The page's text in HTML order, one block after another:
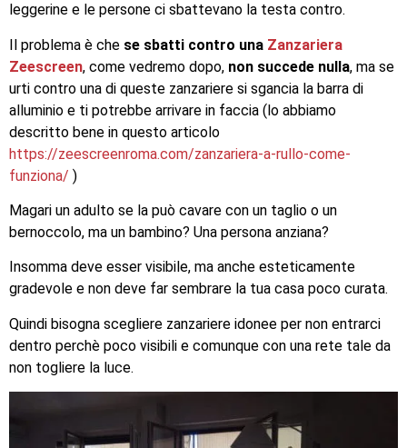
leggerine e le persone ci sbattevano la testa contro.
Il problema è che se sbatti contro una Zanzariera
Zeescreen, come vedremo dopo, non succede nulla, ma se
urti contro una di queste zanzariere si sgancia la barra di
alluminio e ti potrebbe arrivare in faccia (lo abbiamo
descritto bene in questo articolo
https://zeescreenroma.com/zanzariera-a-rullo-come-
funziona/ )
Magari un adulto se la può cavare con un taglio o un
bernoccolo, ma un bambino? Una persona anziana?
Insomma deve esser visibile, ma anche esteticamente
gradevole e non deve far sembrare la tua casa poco curata.
Quindi bisogna scegliere zanzariere idonee per non entrarci
dentro perchè poco visibili e comunque con una rete tale da
non togliere la luce.